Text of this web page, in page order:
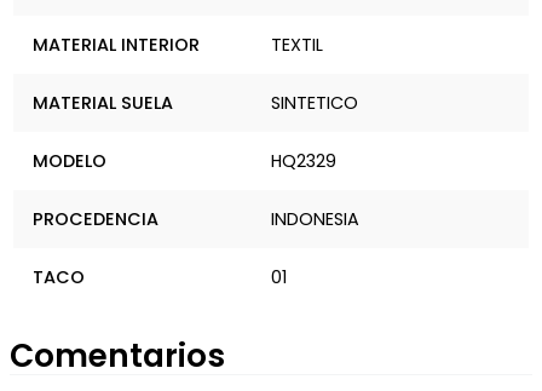
MATERIAL INTERIOR TEXTIL
MATERIAL SUELA SINTETICO
MODELO HQ2329
PROCEDENCIA INDONESIA
TACO 01
Comentarios